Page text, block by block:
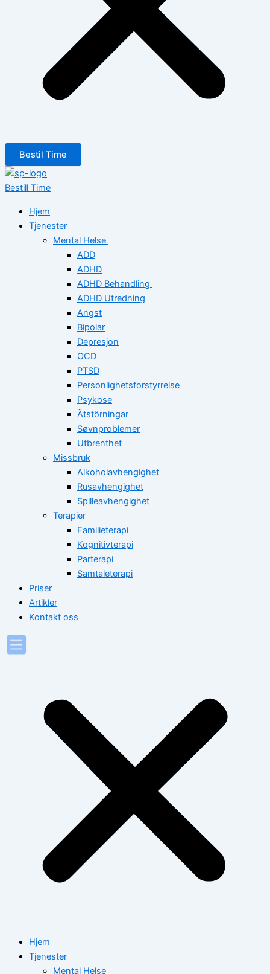
Bestil Time
Bestill Time
Hjem
Tjenester
Mental Helse
ADD
ADHD
ADHD Behandling
ADHD Utredning
Angst
Bipolar
Depresjon
OCD
PTSD
Personlighetsforstyrrelse
Psykose
Ätstörningar
Søvnproblemer
Utbrenthet
Missbruk
Alkoholavhengighet
Rusavhengighet
Spilleavhengighet
Terapier
Familieterapi
Kognitivterapi
Parterapi
Samtaleterapi
Priser
Artikler
Kontakt oss
Hjem
Tjenester
Mental Helse